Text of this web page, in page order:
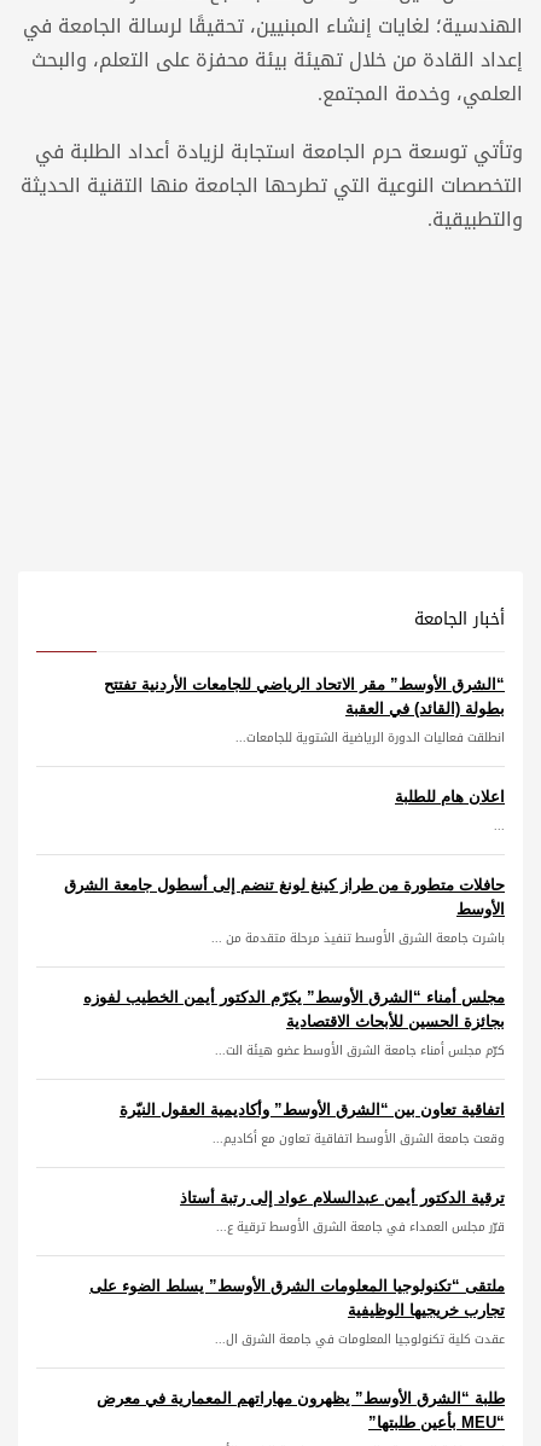
الهندسية؛ لغايات إنشاء المبنيين، تحقيقًا لرسالة الجامعة في
إعداد القادة من خلال تهيئة بيئة محفزة على التعلم، والبحث
العلمي، وخدمة المجتمع.
وتأتي توسعة حرم الجامعة استجابة لزيادة أعداد الطلبة في
التخصصات النوعية التي تطرحها الجامعة منها التقنية الحديثة
والتطبيقية.
أخبار الجامعة
“الشرق الأوسط” مقر الاتحاد الرياضي للجامعات الأردنية تفتتح
بطولة (القائد) في العقبة
انطلقت فعاليات الدورة الرياضية الشتوية للجامعات...
اعلان هام للطلبة
...
حافلات متطورة من طراز كينغ لونغ تنضم إلى أسطول جامعة الشرق
الأوسط
باشرت جامعة الشرق الأوسط تنفيذ مرحلة متقدمة من ...
مجلس أمناء “الشرق الأوسط” يكرّم الدكتور أيمن الخطيب لفوزه
بجائزة الحسين للأبحاث الاقتصادية
كرّم مجلس أمناء جامعة الشرق الأوسط عضو هيئة الت...
اتفاقية تعاون بين “الشرق الأوسط” وأكاديمية العقول النيّرة
وقعت جامعة الشرق الأوسط اتفاقية تعاون مع أكاديم...
ترقية الدكتور أيمن عبدالسلام عواد إلى رتبة أستاذ
قرّر مجلس العمداء في جامعة الشرق الأوسط ترقية ع...
ملتقى “تكنولوجيا المعلومات الشرق الأوسط” يسلط الضوء على
تجارب خريجيها الوظيفية
عقدت كلية تكنولوجيا المعلومات في جامعة الشرق ال...
طلبة “الشرق الأوسط” يظهرون مهاراتهم المعمارية في معرض
“MEU بأعين طلبتها”